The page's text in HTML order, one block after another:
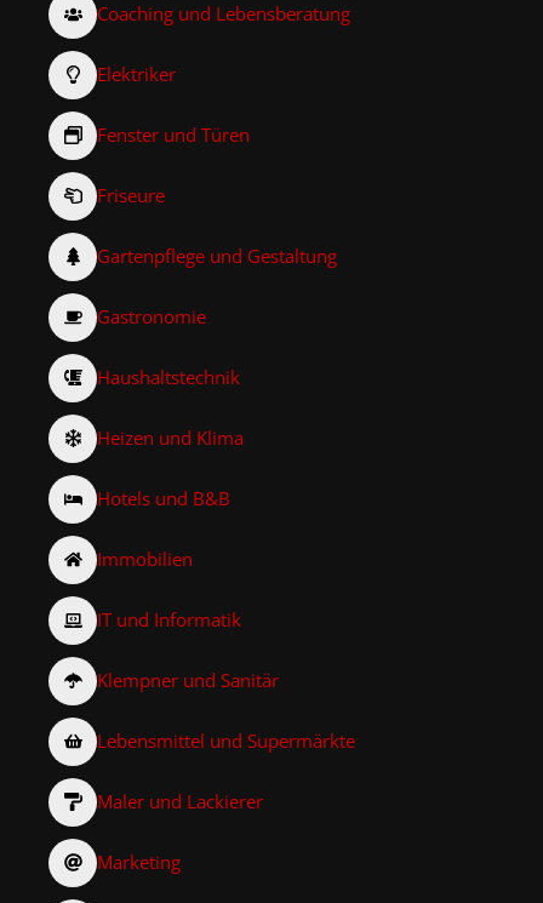
Coaching und Lebensberatung
Elektriker
Fenster und Türen
Friseure
Gartenpflege und Gestaltung
Gastronomie
Haushaltstechnik
Heizen und Klima
Hotels und B&B
Immobilien
IT und Informatik
Klempner und Sanitär
Lebensmittel und Supermärkte
Maler und Lackierer
Marketing